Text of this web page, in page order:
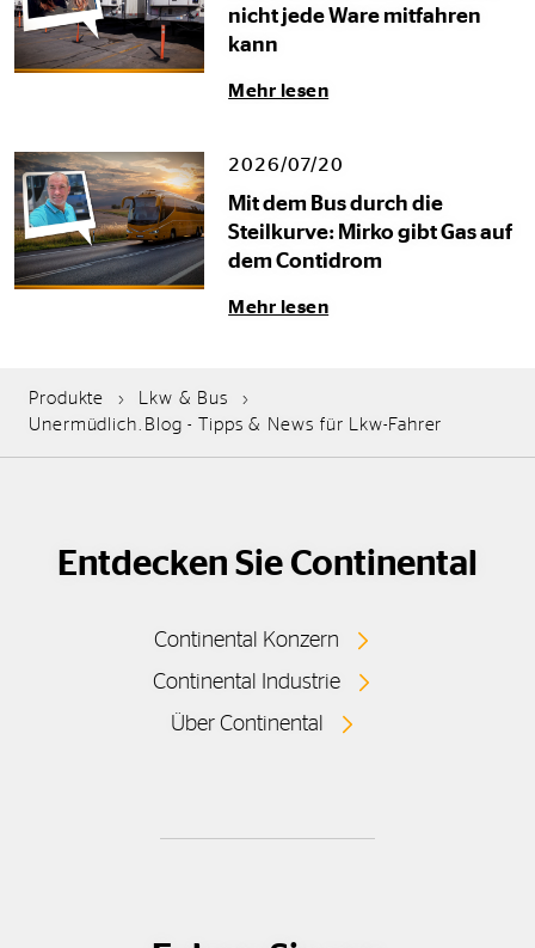
nicht jede Ware mitfahren
kann
Mehr lesen
2026/07/20
Mit dem Bus durch die
Steilkurve: Mirko gibt Gas auf
dem Contidrom
Mehr lesen
Produkte
Lkw & Bus
Unermüdlich.Blog - Tipps & News für Lkw-Fahrer
Entdecken Sie Continental
Continental Konzern
Continental Industrie
Über Continental